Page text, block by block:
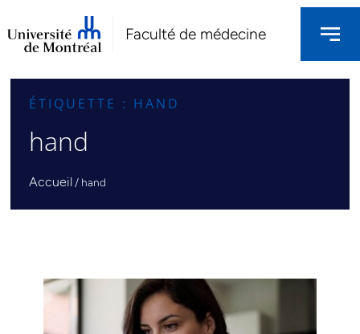
Faculté de médecine
ÉTIQUETTE : HAND
hand
Accueil / hand